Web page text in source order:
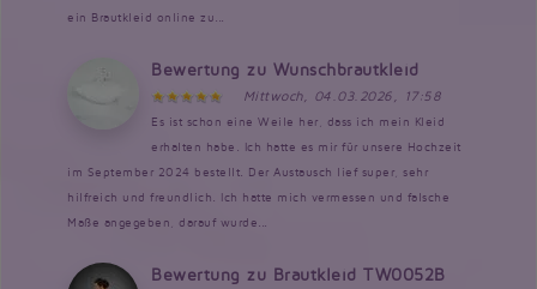
ein Brautkleid online zu...
Bewertung zu Wunschbrautkleid
Mittwoch, 04.03.2026, 17:58
Es ist schon eine Weile her, dass ich mein Kleid
erhalten habe. Ich hatte es mir für unsere Hochzeit
im September 2024 bestellt. Der Austausch lief super, sehr
hilfreich und freundlich. Ich hatte mich vermessen und falsche
Maße angegeben, darauf wurde...
Bewertung zu Brautkleid TW0052B